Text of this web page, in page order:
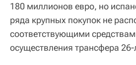
180 миллионов евро, но
ряда крупных покупок не
соответствующими
осуществления трансфера